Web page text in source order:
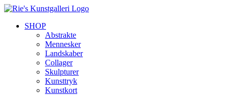
Skip
contentSHOP
Abstrakte
Mennesker
Landskaber
Collager
Skulpturer
Kunsttryk
Kunstkort